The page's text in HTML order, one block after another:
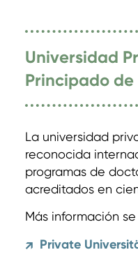
Universidad
Principado de
La universidad
reconocida
programas de
acreditados en
Más información
↗ Private Universität